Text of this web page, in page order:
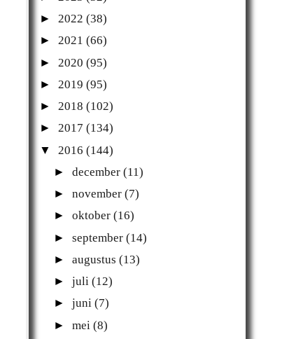
► 2022 (38)
► 2021 (66)
► 2020 (95)
► 2019 (95)
► 2018 (102)
► 2017 (134)
▼
2016 (144)
►december (11)
►november (7)
►oktober (16)
►september (14)
►augustus (13)
►juli (12)
►juni (7)
►mei (8)